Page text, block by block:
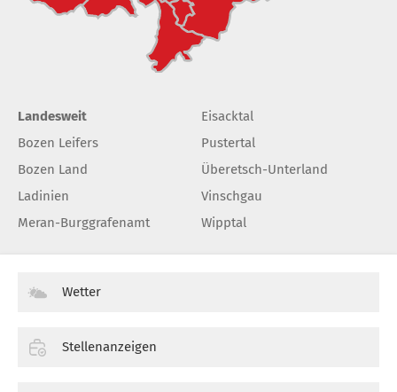
Landesweit
Bozen Leifers
Bozen Land
Ladinien
Meran-Burggrafenamt
Eisacktal
Pustertal
Überetsch-Unterland
Vinschgau
Wipptal
Wetter
Stellenanzeigen